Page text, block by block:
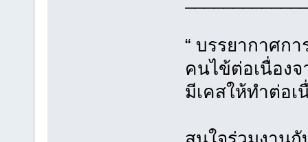
“ บรรยากาศก
คนไข้ต่อเนื่อง
มีเคสให้ทำต่อเ